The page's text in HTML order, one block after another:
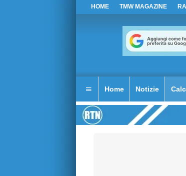
HOME TMW MAGAZINE
Home Notizie